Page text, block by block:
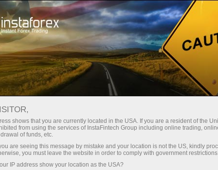
For Traders Analytical Reviews Technical analysis
19.03.2026: Forex Analysis &
Reviews: Forex forecast 19/03/2026:
EUR/USD, USD/JPY, GBP/USD, SP500,
Gold, Oil and Bitcoin
shows that you are currently located in the USA. If you are a resident of the
from using the services of InstaFintech Group including online trading,
of funds, etc.
are seeing this message by mistake and your location is not the US, kindly
you must leave the website in order to comply with government
IP address show your location as the USA?